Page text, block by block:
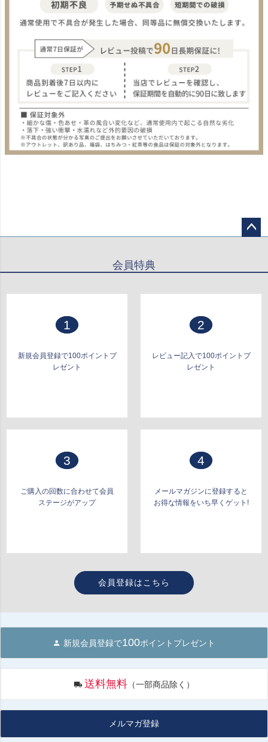
会員特典
1
新規会員登録で100ポイントプ
レゼント
2
レビュー記入で100ポイントプ
レゼント
3
ご購入の回数に合わせて会員
ステージがアップ
4
メールマガジンに登録すると
お得な情報をいち早くゲット!
会員登録はこちら
新規会員登録で100ポイントプレゼント
送料無料 （一部商品除く）
メルマガ登録